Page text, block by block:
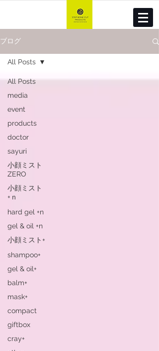
ブログ
All Posts
media
event
products
doctor
sayuri
小顔ミスト
ZERO
小顔ミスト
+ｎ
hard gel +n
gel & oil +n
小顔ミスト+
shampoo+
gel & oil+
balm+
mask+
compact
giftbox
cray+
All Posts